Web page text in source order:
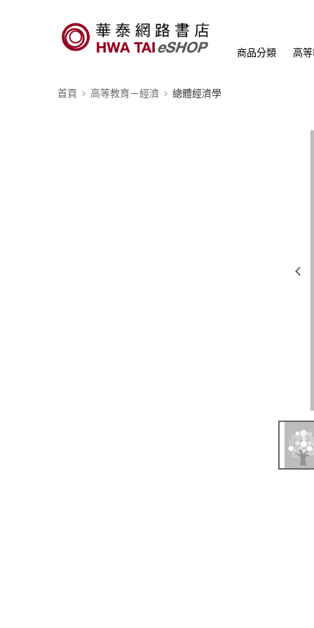
商品分類 高
首頁 高等教育－經濟 總體經濟學